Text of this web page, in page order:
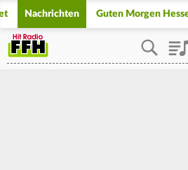
Nachrichten Guten Morgen